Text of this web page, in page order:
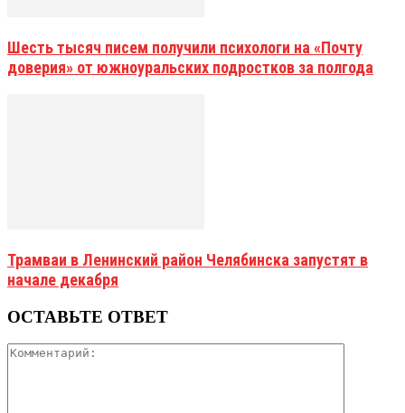
Шесть тысяч писем получили психологи на «Почту
доверия» от южноуральских подростков за полгода
Трамваи в Ленинский район Челябинска запустят в
начале декабря
ОСТАВЬТЕ ОТВЕТ